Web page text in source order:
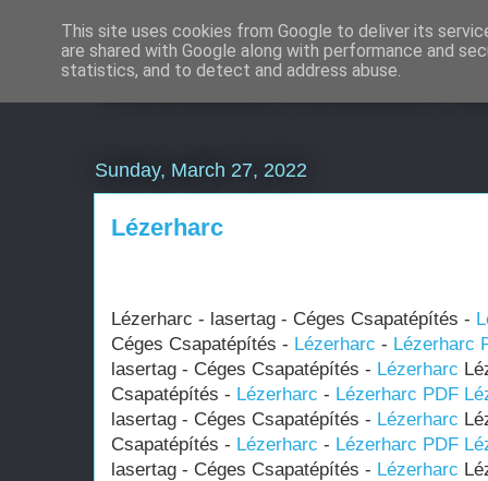
Weboldal készítés
Sunday, March 27, 2022
Lézerharc
Lézerharc - lasertag - Céges Csapatépítés -
Céges Csapatépítés - Lézerharc - Lézerharc
lasertag - Céges Csapatépítés - Lézerharc
Csapatépítés - Lézerharc - Lézerharc PDF
lasertag - Céges Csapatépítés - Lézerharc
Csapatépítés - Lézerharc - Lézerharc PDF
lasertag - Céges Csapatépítés - Lézerharc
This site uses cookies from Google to deliver its
are shared with Google along with performance and
statistics, and to detect and address abuse.